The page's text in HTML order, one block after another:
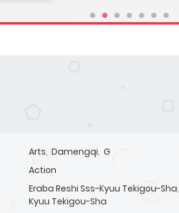
Arts, Damengqi, G
Action
Eraba Reshi Sss-Kyuu Tekigou-Sha,
Kyuu Tekigou-Sha